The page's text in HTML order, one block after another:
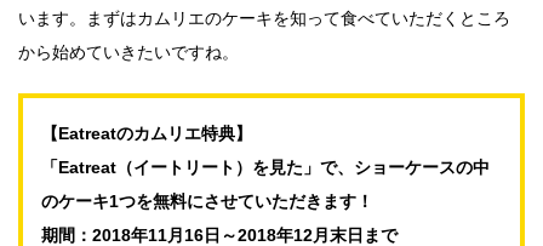
います。まずはカムリエのケーキを知って食べていただくところ
から始めていきたいですね。
【Eatreatのカムリエ特典】
「Eatreat（イートリート）を見た」で、ショーケースの中
のケーキ1つを無料にさせていただきます！
期間：2018年11月16日～2018年12月末日まで